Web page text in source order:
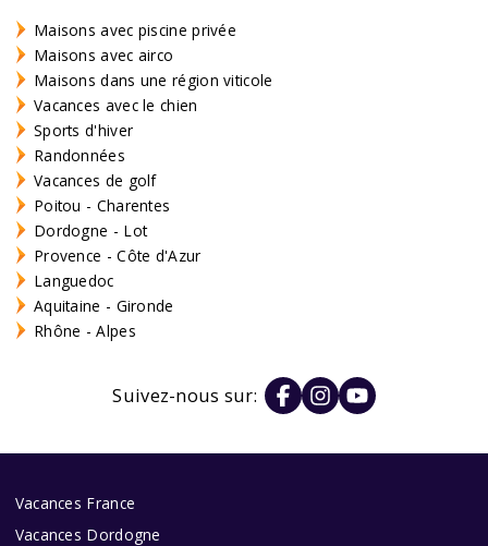
Maisons avec piscine privée
Maisons avec airco
Maisons dans une région viticole
Vacances avec le chien
Sports d'hiver
Randonnées
Vacances de golf
Poitou - Charentes
Dordogne - Lot
Provence - Côte d'Azur
Languedoc
Aquitaine - Gironde
Rhône - Alpes
Suivez-nous sur:
Vacances France
Vacances Dordogne